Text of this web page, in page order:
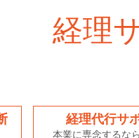
経理
経理代行サ
本業に専念するな